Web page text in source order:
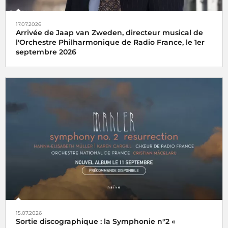
17.07.2026
Arrivée de Jaap van Zweden, directeur musical de
l'Orchestre Philharmonique de Radio France, le 1er
septembre 2026
15.07.2026
Sortie discographique : la Symphonie n°2 «